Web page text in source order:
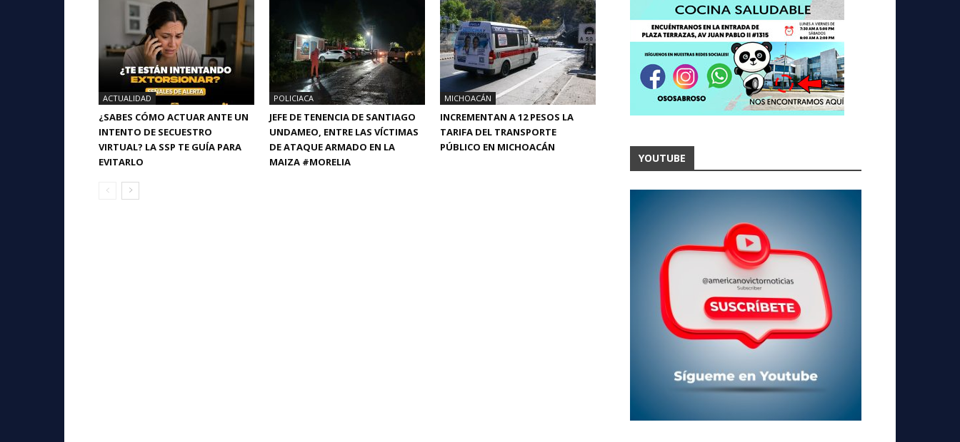
ACTUALIDAD
¿SABES CÓMO ACTUAR ANTE UN
INTENTO DE SECUESTRO
VIRTUAL? LA SSP TE GUÍA PARA
EVITARLO
POLICIACA
JEFE DE TENENCIA DE SANTIAGO
UNDAMEO, ENTRE LAS VÍCTIMAS
DE ATAQUE ARMADO EN LA
MAIZA #MORELIA
MICHOACÁN
INCREMENTAN A 12 PESOS LA
TARIFA DEL TRANSPORTE
PÚBLICO EN MICHOACÁN
YOUTUBE